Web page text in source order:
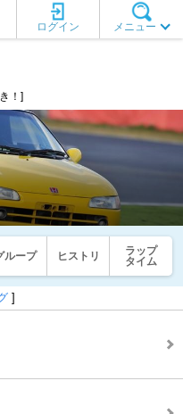
メニュー
ログイン
！]
ループ ヒストリ
ラップ
タイム
]